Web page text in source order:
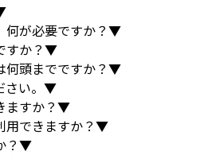
が必要ですか？▼
すか？▼
頭までですか？▼
い。 ▼
すか？▼
できますか？▼
？▼